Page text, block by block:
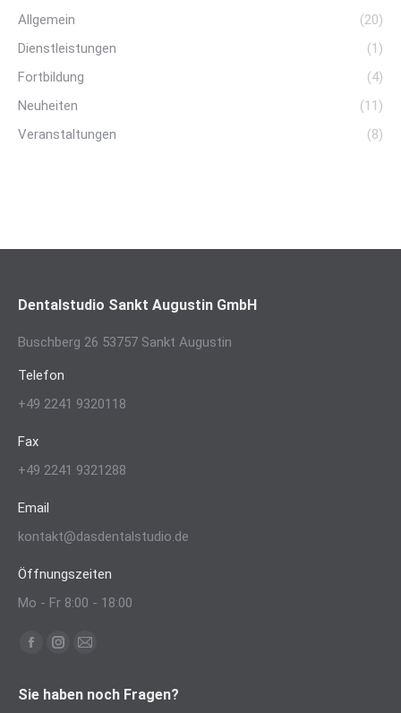
Allgemein
(20)
Dienstleistungen
(1)
Fortbildung
(4)
Neuheiten
(11)
Veranstaltungen
(8)
Dentalstudio Sankt Augustin GmbH
Buschberg 26 53757 Sankt Augustin
Telefon
+49 2241 9320118
Fax
+49 2241 9321288
Email
kontakt@dasdentalstudio.de
Öffnungszeiten
Mo - Fr 8:00 - 18:00
Finden Sie uns auf:
Facebook
opens
Instagram
opens
E-
page
Sie haben noch Fragen?